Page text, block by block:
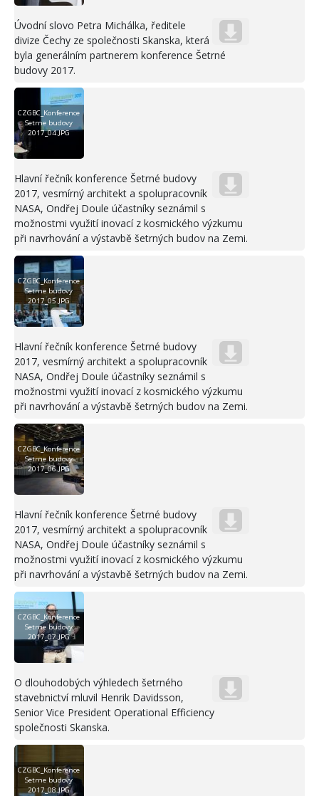
Úvodní slovo Petra Michálka, ředitele
divize Čechy ze společnosti Skanska, která
byla generálním partnerem konference Šetrné
budovy 2017.
CZGBC_Konference
Setrne budovy
2017_04.JPG
Hlavní řečník konference Šetrné budovy
2017, vesmírný architekt a spolupracovník
NASA, Ondřej Doule účastníky seznámil s
možnostmi využití inovací z kosmického výzkumu
při navrhování a výstavbě šetrných budov na Zemi.
CZGBC_Konference
Setrne budovy
2017_05.JPG
Hlavní řečník konference Šetrné budovy
2017, vesmírný architekt a spolupracovník
NASA, Ondřej Doule účastníky seznámil s
možnostmi využití inovací z kosmického výzkumu
při navrhování a výstavbě šetrných budov na Zemi.
CZGBC_Konference
Setrne budovy
2017_06.JPG
Hlavní řečník konference Šetrné budovy
2017, vesmírný architekt a spolupracovník
NASA, Ondřej Doule účastníky seznámil s
možnostmi využití inovací z kosmického výzkumu
při navrhování a výstavbě šetrných budov na Zemi.
CZGBC_Konference
Setrne budovy
2017_07.JPG
O dlouhodobých výhledech šetrného
stavebnictví mluvil Henrik Davidsson,
Senior Vice President Operational Efficiency
společnosti Skanska.
CZGBC_Konference
Setrne budovy
2017_08.JPG